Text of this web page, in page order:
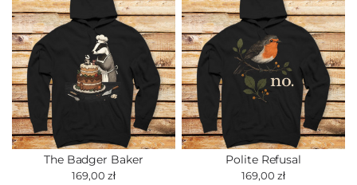
The Badger Baker
169,00 zł
Polite Refusal
169,00 zł